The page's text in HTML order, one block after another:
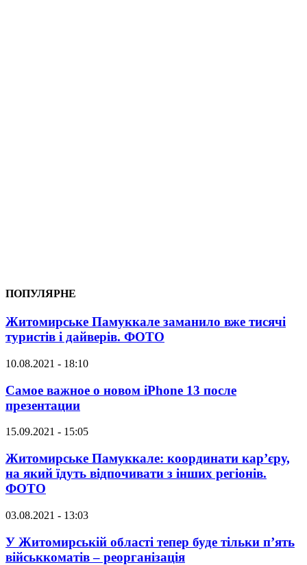
ПОПУЛЯРНЕ
Житомирське Памуккале заманило вже тисячі
туристів і дайверів. ФОТО
10.08.2021 - 18:10
Самое важное о новом iPhone 13 после
презентации
15.09.2021 - 15:05
Житомирське Памуккале: координати кар’єру,
на який їдуть відпочивати з інших регіонів.
ФОТО
03.08.2021 - 13:03
У Житомирській області тепер буде тільки п’ять
військкоматів – реорганізація